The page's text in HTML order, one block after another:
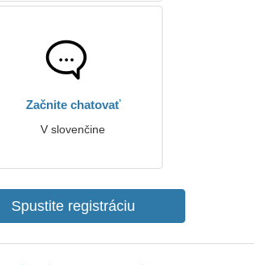
Začnite chatovať
V slovenčine
Spustite registráciu